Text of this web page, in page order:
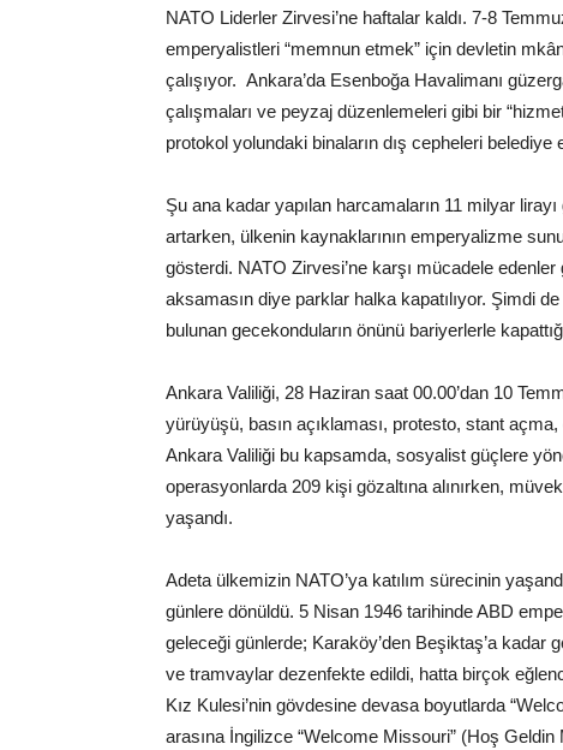
NATO Liderler Zirvesi’ne haftalar kaldı. 7-8
emperyalistleri “memnun etmek” için devletin
çalışıyor. Ankara’da Esenboğa Havalimanı
çalışmaları ve peyzaj düzenlemeleri gibi bir
protokol yolundaki binaların dış cepheleri
Şu ana kadar yapılan harcamaların 11 milyar
artarken, ülkenin kaynaklarının emperyalizme
gösterdi. NATO Zirvesi’ne karşı mücadele edenler
aksamasın diye parklar halka kapatılıyor. Şimdi
bulunan gecekonduların önünü bariyerlerle
Ankara Valiliği, 28 Haziran saat 00.00’dan 10
yürüyüşü, basın açıklaması, protesto, stant
Ankara Valiliği bu kapsamda, sosyalist güçlere
operasyonlarda 209 kişi gözaltına alınırken,
yaşandı.
Adeta ülkemizin NATO’ya katılım sürecinin
günlere dönüldü. 5 Nisan 1946 tarihinde ABD
geleceği günlerde; Karaköy’den Beşiktaş’a kadar
ve tramvaylar dezenfekte edildi, hatta birçok
Kız Kulesi’nin gövdesine devasa boyutlarda
arasına İngilizce “Welcome Missouri” (Hoş Geldin